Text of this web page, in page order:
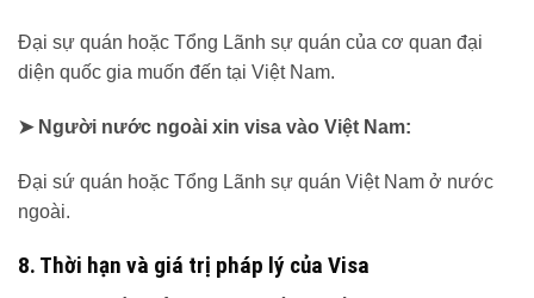
Đại sự quán hoặc Tổng Lãnh sự quán của cơ quan đại
diện quốc gia muốn đến tại Việt Nam.
➤ Người nước ngoài xin visa vào Việt Nam:
Đại sứ quán hoặc Tổng Lãnh sự quán Việt Nam ở nước
ngoài.
8. Thời hạn và giá trị pháp lý của Visa